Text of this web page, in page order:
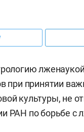
лженаукой
при принятии
культуры, не
РАН по борьбе с